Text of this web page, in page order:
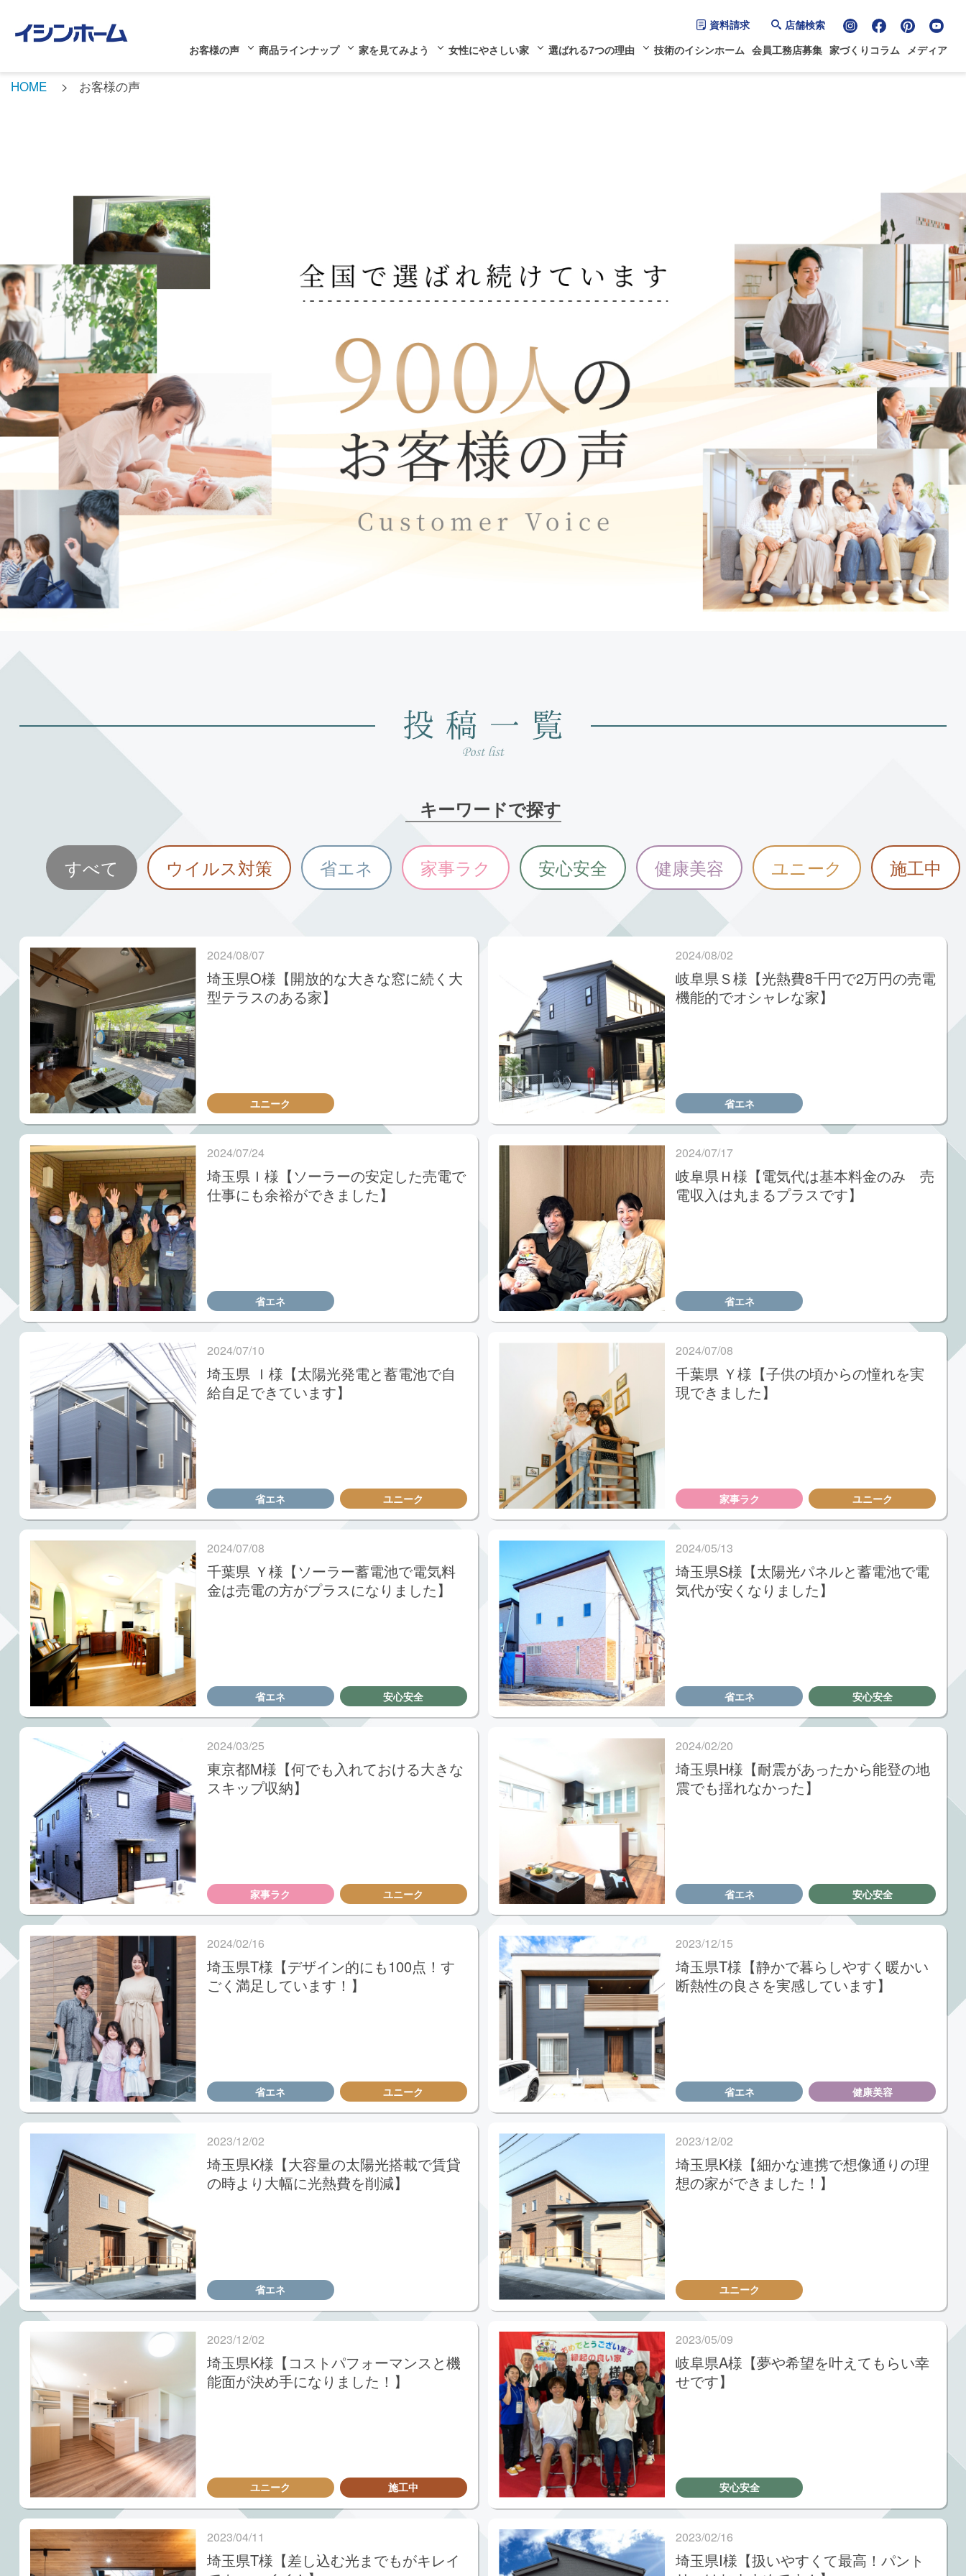
資料請求
店舗検索
お客様の声
商品ラインナップ 家を見てみよう 女性にやさしい家 選ばれる7つの理由 技術のイシンホーム 会員工務店募集 家づくりコラム メディア
HOME お客様の声
キーワードで探す
すべて ウイルス対策 省エネ 家事ラク 安心安全 健康美容 ユニーク 施工中
2024/08/07
埼玉県O様【開放的な大きな窓に続く大
型テラスのある家】
ユニーク
2024/08/02
岐阜県Ｓ様【光熱費8千円で2万円の売電
機能的でオシャレな家】
省エネ
2024/07/24
埼玉県Ｉ様【ソーラーの安定した売電で
仕事にも余裕ができました】
省エネ
2024/07/17
岐阜県Ｈ様【電気代は基本料金のみ 売
電収入は丸まるプラスです】
省エネ
2024/07/10
埼玉県 Ｉ様【太陽光発電と蓄電池で自
給自足できています】
省エネ ユニーク
2024/07/08
千葉県 Ｙ様【子供の頃からの憧れを実
現できました】
家事ラク ユニーク
2024/07/08
千葉県 Ｙ様【ソーラー蓄電池で電気料
金は売電の方がプラスになりました】
省エネ 安心安全
2024/05/13
埼玉県S様【太陽光パネルと蓄電池で電
気代が安くなりました】
省エネ 安心安全
2024/03/25
東京都M様【何でも入れておける大きな
スキップ収納】
家事ラク ユニーク
2024/02/20
埼玉県H様【耐震があったから能登の地
震でも揺れなかった】
省エネ 安心安全
2024/02/16
埼玉県T様【デザイン的にも100点！す
ごく満足しています！】
省エネ ユニーク
2023/12/15
埼玉県T様【静かで暮らしやすく暖かい
断熱性の良さを実感しています】
省エネ 健康美容
2023/12/02
埼玉県K様【大容量の太陽光搭載で賃貸
の時より大幅に光熱費を削減】
省エネ
2023/12/02
埼玉県K様【細かな連携で想像通りの理
想の家ができました！】
ユニーク
2023/12/02
埼玉県K様【コストパフォーマンスと機
能面が決め手になりました！】
ユニーク 施工中
2023/05/09
岐阜県A様【夢や希望を叶えてもらい幸
せです】
安心安全
2023/04/11
埼玉県T様【差し込む光までもがキレイ
2023/02/16
埼玉県I様【扱いやすくて最高！パント